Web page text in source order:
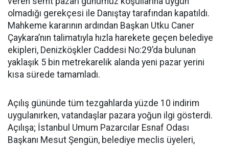
olmadığı gerekçesi ile Danıştay tarafından kapatıldı.
Mahkeme kararının ardından Başkan Utku Caner
Çaykara’nın talimatıyla hızla harekete geçen belediye
ekipleri, Denizköşkler Caddesi No:29’da bulunan
yaklaşık 5 bin metrekarelik alanda yeni pazar yerini
kısa sürede tamamladı.
Açılış gününde tüm tezgahlarda yüzde 10 indirim
uygulanırken, vatandaşlar pazara yoğun ilgi gösterdi.
Açılışa; İstanbul Umum Pazarcılar Esnaf Odası
Başkanı Mesut Şengün, belediye meclis üyeleri,